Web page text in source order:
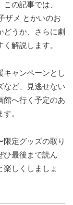
の記事では、
ザメ とかいのお
どうか、さらに劇
解説します。
キャンペーンとし
など、見逃せない
館へ行く予定のあ
。
定グッズの取り
ひ最後まで読ん
楽しくしましょ